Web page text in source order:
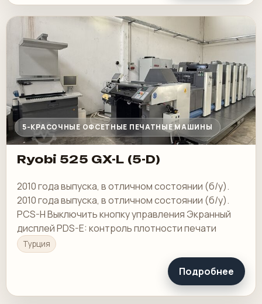
5-КРАСОЧНЫЕ ОФСЕТНЫЕ ПЕЧАТНЫЕ МАШИНЫ
Ryobi 525 GX-L (5-D)
2010 года выпуска, в отличном состоянии (б/у).
2010 года выпуска, в отличном состоянии (б/у).
PCS-H Выключить кнопку управления Экранный
дисплей PDS-E: контроль плотности печати
Турция
Подробнее